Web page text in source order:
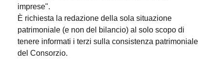
imprese".
È richiesta la redazione della sola situazione
patrimoniale (e non del bilancio) al solo scopo di
tenere informati i terzi sulla consistenza patrimoniale
del Consorzio.